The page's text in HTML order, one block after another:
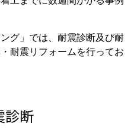
グ」では、耐震診断及び耐
耐震リフォームを行ってお
診断